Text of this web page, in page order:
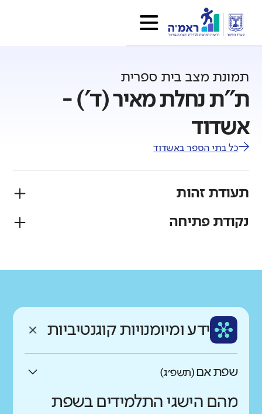
תמונת מצב בית ספרית
ת"ת נחלת מאיר (ד') -
אשדוד
כל בתי הספר באשדוד
תעודת זהות
פיקוח
עברית בינוני
נקודת פתיחה
רקע חברתי כלכלי
נמוך ידע ומיומנויות קוגנטיביות
שפת אם(תשפ״ג)
מהם הישגי התלמידים בשפת